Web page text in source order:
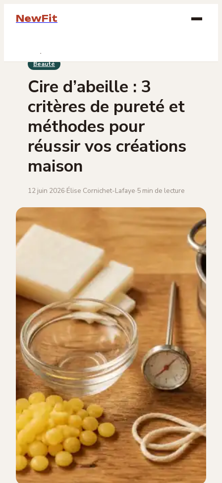
NewFit
Beauté
Lifestyle
Beauté
Cire d’abeille : 3
critères de pureté et
méthodes pour
réussir vos créations
maison
12 juin 2026·Élise Cornichet-Lafaye·5 min de lecture